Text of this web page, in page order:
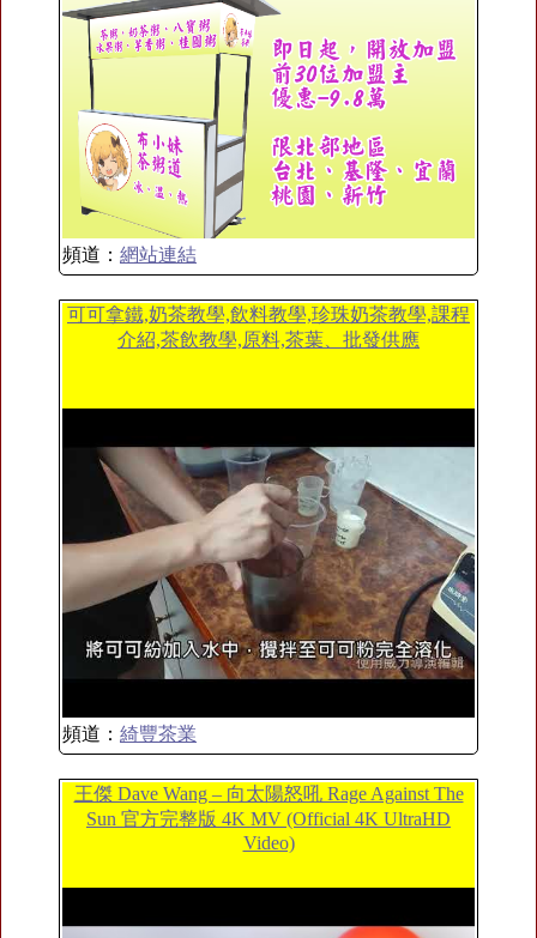
頻道： 網站連結
可可拿鐵,奶茶教學,飲料教學,珍珠奶茶教學,課程
介紹,茶飲教學,原料,茶葉、批發供應
頻道： 綺豐茶業
王傑 Dave Wang – 向太陽怒吼 Rage Against The
Sun 官方完整版 4K MV (Official 4K UltraHD
Video)